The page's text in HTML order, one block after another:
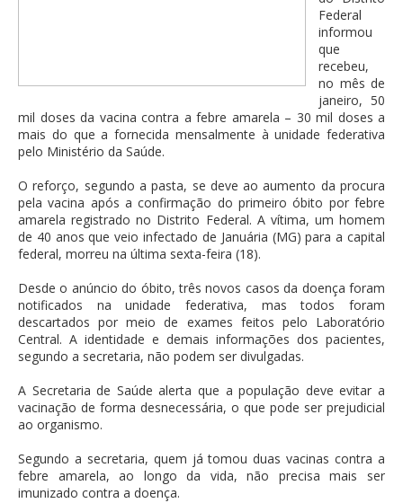
Federal
informou
que
recebeu,
no mês de
janeiro, 50
mil doses da vacina contra a febre amarela – 30 mil doses a
mais do que a fornecida mensalmente à unidade federativa
pelo Ministério da Saúde.
O reforço, segundo a pasta, se deve ao aumento da procura
pela vacina após a confirmação do primeiro óbito por febre
amarela registrado no Distrito Federal. A vítima, um homem
de 40 anos que veio infectado de Januária (MG) para a capital
federal, morreu na última sexta-feira (18).
Desde o anúncio do óbito, três novos casos da doença foram
notificados na unidade federativa, mas todos foram
descartados por meio de exames feitos pelo Laboratório
Central. A identidade e demais informações dos pacientes,
segundo a secretaria, não podem ser divulgadas.
A Secretaria de Saúde alerta que a população deve evitar a
vacinação de forma desnecessária, o que pode ser prejudicial
ao organismo.
Segundo a secretaria, quem já tomou duas vacinas contra a
febre amarela, ao longo da vida, não precisa mais ser
imunizado contra a doença.